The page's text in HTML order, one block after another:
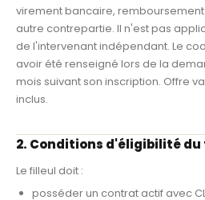
virement bancaire,
autre contrepartie. Il n'est pas
de l'intervenant indépendant. Le
avoir été renseigné lors de la
mois suivant son inscription. Offre
inclus.
2. Conditions d'éligibilité
Le filleul doit :
posséder un contrat actif avec